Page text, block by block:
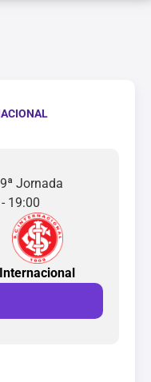
Jornada
19:00
Internacional